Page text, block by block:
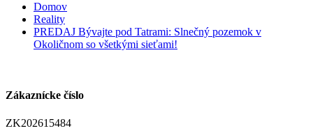
Domov
Reality
PREDAJ Bývajte pod Tatrami: Slnečný pozemok v
Okoličnom so všetkými sieťami!
Zákaznícke číslo
ZK202615484